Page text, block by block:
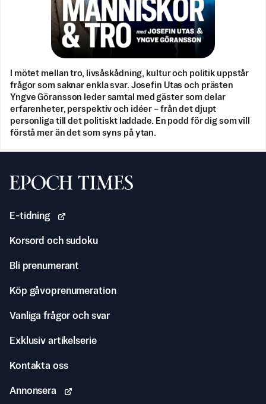
I mötet mellan tro, livsåskådning, kultur och politik uppstår
frågor som saknar enkla svar. Josefin Utas och prästen
Yngve Göransson leder samtal med gäster som delar
erfarenheter, perspektiv och idéer – från det djupt
personliga till det politiskt laddade. En podd för dig som vill
förstå mer än det som syns på ytan.
Svenska Epoch Times
E-tidning
Korsord och sudoku
Bli prenumerant
Köp gåvoprenumeration
Vanliga frågor och svar
Exklusiv artikelserie
Kontakta oss
Annonsera